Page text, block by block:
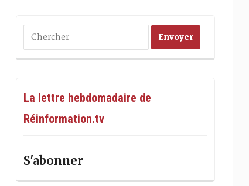
La lettre hebdomadaire de
Réinformation.tv
S'abonner